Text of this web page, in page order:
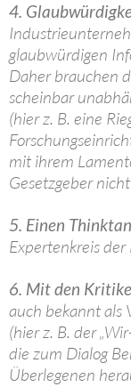
4.
glaubwürdigen
Daher brauchen
scheinbar
(hier z. B. eine
mit ihrem
Gesetzgeber
5. Einen
Expertenkreis der
6. Mit den
auch bekannt als
(hier z. B. der
die zum Dialog
Überlegenen